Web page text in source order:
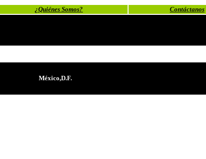
¿Quiénes Somos? Contáctanos
México,D.F.